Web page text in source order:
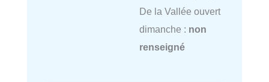
De la Vallée ouvert
dimanche : non
renseigné